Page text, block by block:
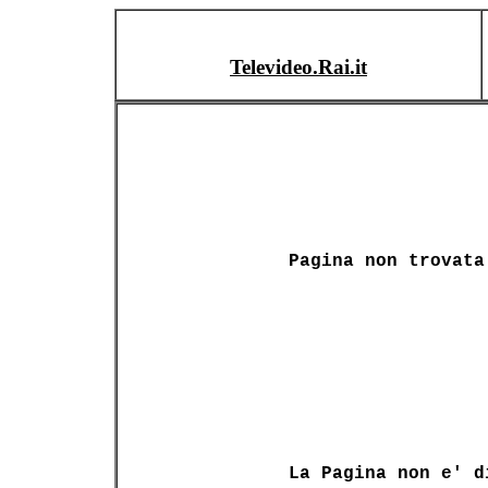
Televideo.Rai.it
Pagina non trovata
La Pagina non e'